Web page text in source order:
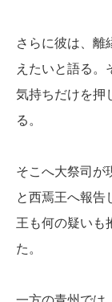
さらに彼は、離
えたいと語る。
気持ちだけを押
る。
そこへ大祭司が
と西焉王へ報告
王も何の疑いも
た。